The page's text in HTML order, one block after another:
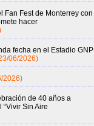
Fan Fest de Monterrey con
hacer
fecha en el Estadio GNP
06/2026)
2026)
de 40 años a
Sin Aire